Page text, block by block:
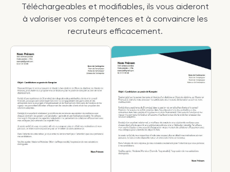
Téléchargeables et modifiables, ils vous aideront
à valoriser vos compétences et à convaincre les
recruteurs efficacement.